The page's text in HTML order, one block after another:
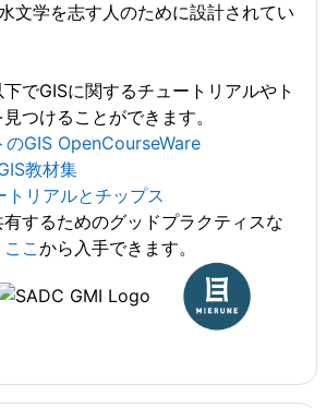
文学を志す人のために設計されてい
でGISに関するチュートリアルやト
つけることができます。
のGIS OpenCourseWare
教材集
トリアルとチップス
するためのグッドプラクティスな
ここから入手できます。